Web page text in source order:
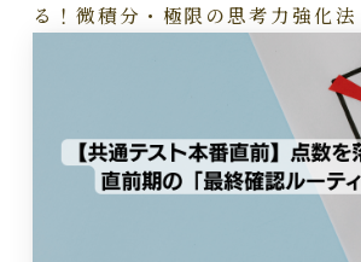
る！微積分・極限の思考力強化法